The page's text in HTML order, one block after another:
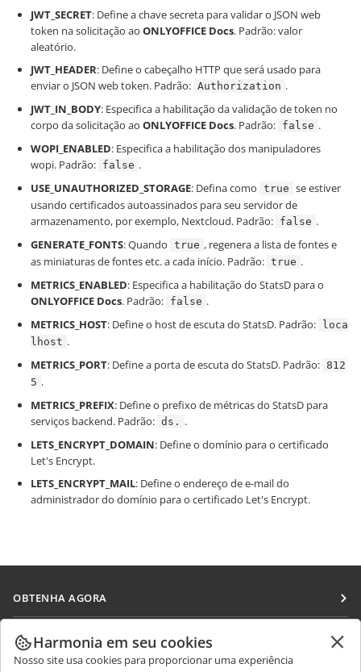
JWT_SECRET: Define a chave secreta para validar o JSON web
token na solicitação ao ONLYOFFICE Docs. Padrão: valor
aleatório.
JWT_HEADER: Define o cabeçalho HTTP que será usado para
enviar o JSON web token. Padrão: Authorization .
JWT_IN_BODY: Especifica a habilitação da validação de token no
corpo da solicitação ao ONLYOFFICE Docs. Padrão: false .
WOPI_ENABLED: Especifica a habilitação dos manipuladores
wopi. Padrão: false .
USE_UNAUTHORIZED_STORAGE: Defina como true se estiver
usando certificados autoassinados para seu servidor de
armazenamento, por exemplo, Nextcloud. Padrão: false .
GENERATE_FONTS: Quando true , regenera a lista de fontes e
as miniaturas de fontes etc. a cada início. Padrão: true .
METRICS_ENABLED: Especifica a habilitação do StatsD para o
ONLYOFFICE Docs. Padrão: false .
METRICS_HOST: Define o host de escuta do StatsD. Padrão:
loca
lhost .
METRICS_PORT: Define a porta de escuta do StatsD. Padrão: 812
5 .
METRICS_PREFIX: Define o prefixo de métricas do StatsD para
serviços backend. Padrão: ds. .
LETS_ENCRYPT_DOMAIN: Define o domínio para o certificado
Let's Encrypt.
LETS_ENCRYPT_MAIL: Define o endereço de e-mail do
administrador do domínio para o certificado Let's Encrypt.
OBTENHA AGORA
Docs
DocSpace
COLABORAR
Para colaboradores
Harmonia em seu cookies
Nosso site usa cookies para proporcionar uma experiência